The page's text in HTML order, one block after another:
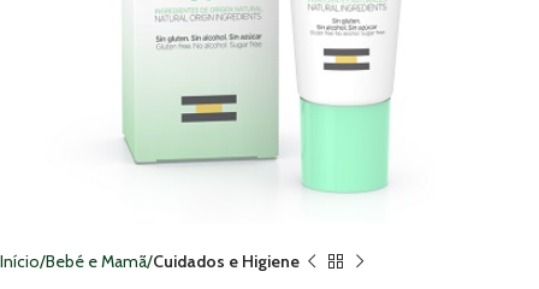
Início Bebé e Mamã Cuidados e Higiene